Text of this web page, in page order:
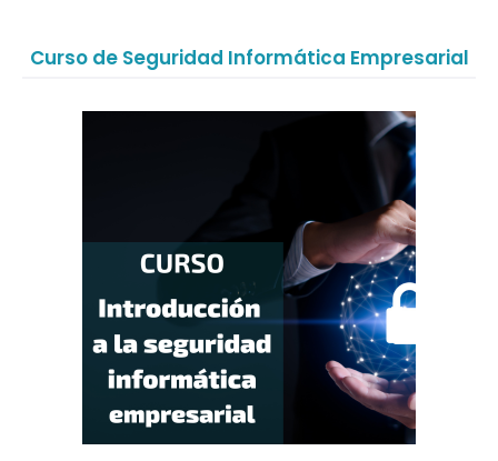
Curso de Seguridad Informática Empresarial